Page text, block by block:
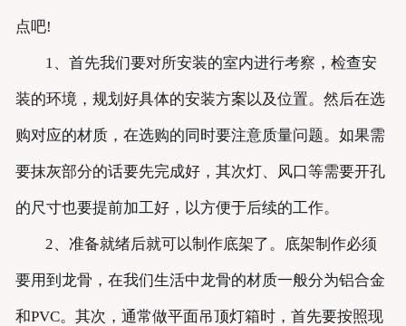
点吧!
1、首先我们要对所安装的室内进行考察，检查安
装的环境，规划好具体的安装方案以及位置。然后在选
购对应的材质，在选购的同时要注意质量问题。如果需
要抹灰部分的话要先完成好，其次灯、风口等需要开孔
的尺寸也要提前加工好，以方便于后续的工作。
2、准备就绪后就可以制作底架了。底架制作必须
要用到龙骨，在我们生活中龙骨的材质一般分为铝合金
和PVC。其次，通常做平面吊顶灯箱时，首先要按照现